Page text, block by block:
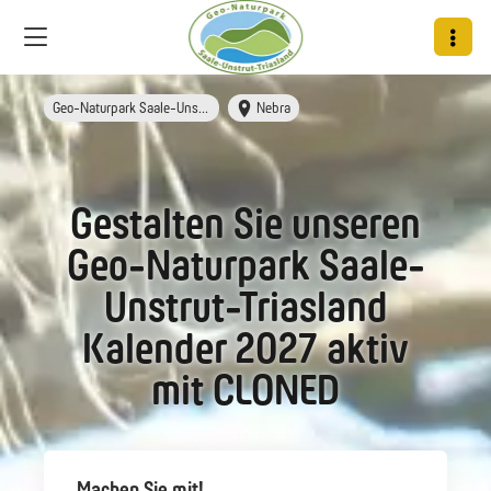
Geo-Naturpark Saale-Unstrut-Triasland Nebra
Gestalten Sie unseren
Geo-Naturpark Saale-
Unstrut-Triasland
Kalender 2027 aktiv
mit CLONED